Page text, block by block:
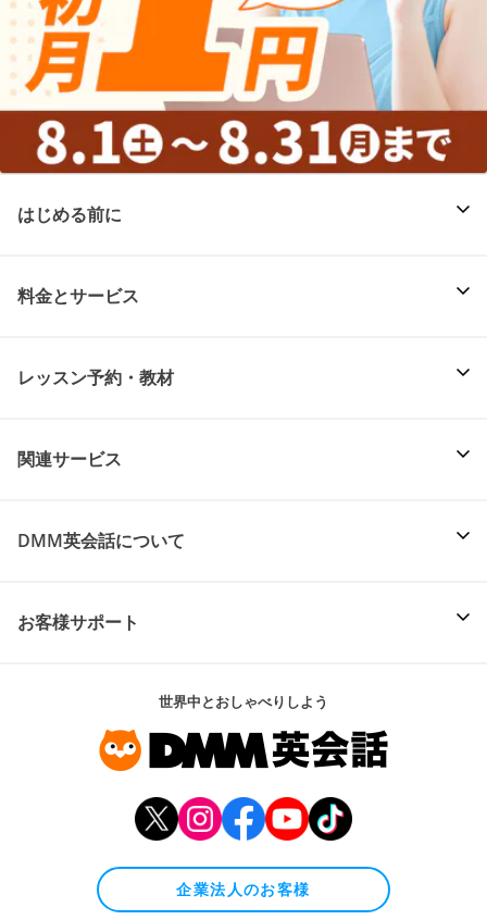
はじめる前に
料金とサービス
レッスン予約・教材
関連サービス
DMM英会話について
お客様サポート
世界中とおしゃべりしよう
企業法人のお客様